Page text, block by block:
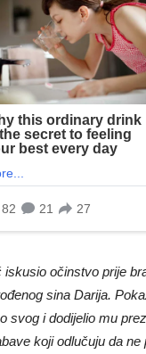
očinstvo prije
sina Darija.
svog i dodijelio mu
koji odlučuju da